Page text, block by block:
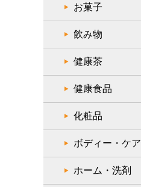
お菓子
飲み物
健康茶
健康食品
化粧品
ボディー・ケア
ホーム・洗剤